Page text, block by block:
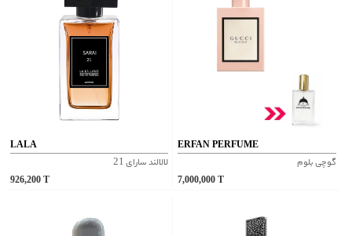
LALA
لالالند سارای 21
926,200
ERFAN PERFUME
گوچی بلوم
7,000,000